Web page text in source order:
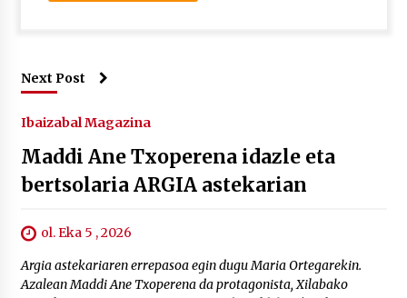
Next Post
Ibaizabal Magazina
Maddi Ane Txoperena idazle eta
bertsolaria ARGIA astekarian
ol. Eka 5 , 2026
Argia astekariaren errepasoa egin dugu Maria Ortegarekin.
Azalean Maddi Ane Txoperena da protagonista, Xilabako